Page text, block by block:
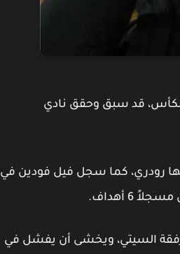
وفي الكأس، قد سبق وحقق نادي
في آخر 35 مباراة والتي تواجد فيها رودري، كما سجل فيل فودين في
6 أهداف.
برفقة السيتي، ويخشى أن يفشل في